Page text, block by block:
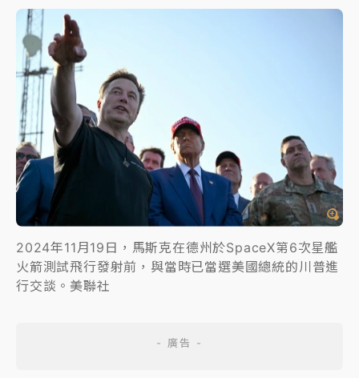
2024年11月19日，馬斯克在德州於SpaceX第6次星艦
火箭測試飛行發射前，與當時已當選美國總統的川普進
行交談。美聯社